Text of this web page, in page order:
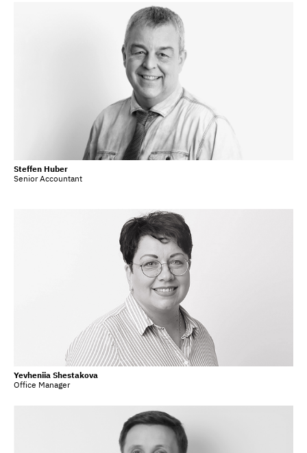
Steffen Huber
Senior Accountant
Yevheniia Shestakova
Office Manager